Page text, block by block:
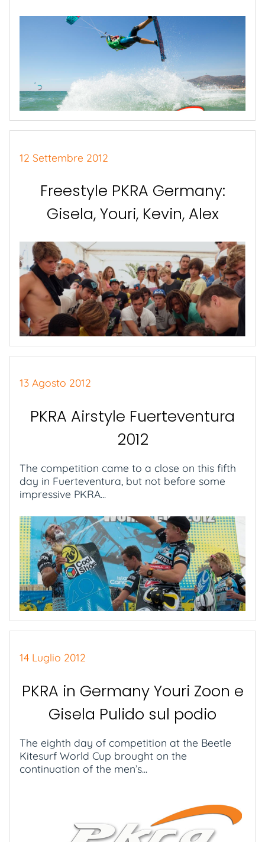
12 Settembre 2012
Freestyle PKRA Germany:
Gisela, Youri, Kevin, Alex
13 Agosto 2012
PKRA Airstyle Fuerteventura
2012
The competition came to a close on this fifth
day in Fuerteventura, but not before some
impressive PKRA...
14 Luglio 2012
PKRA in Germany Youri Zoon e
Gisela Pulido sul podio
The eighth day of competition at the Beetle
Kitesurf World Cup brought on the
continuation of the men’s...